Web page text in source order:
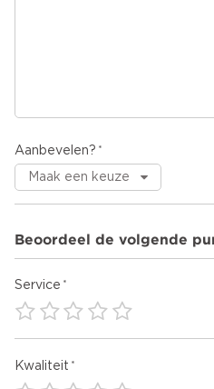
Aanbevelen?
Beoordeel de volgende
Service
Kwaliteit